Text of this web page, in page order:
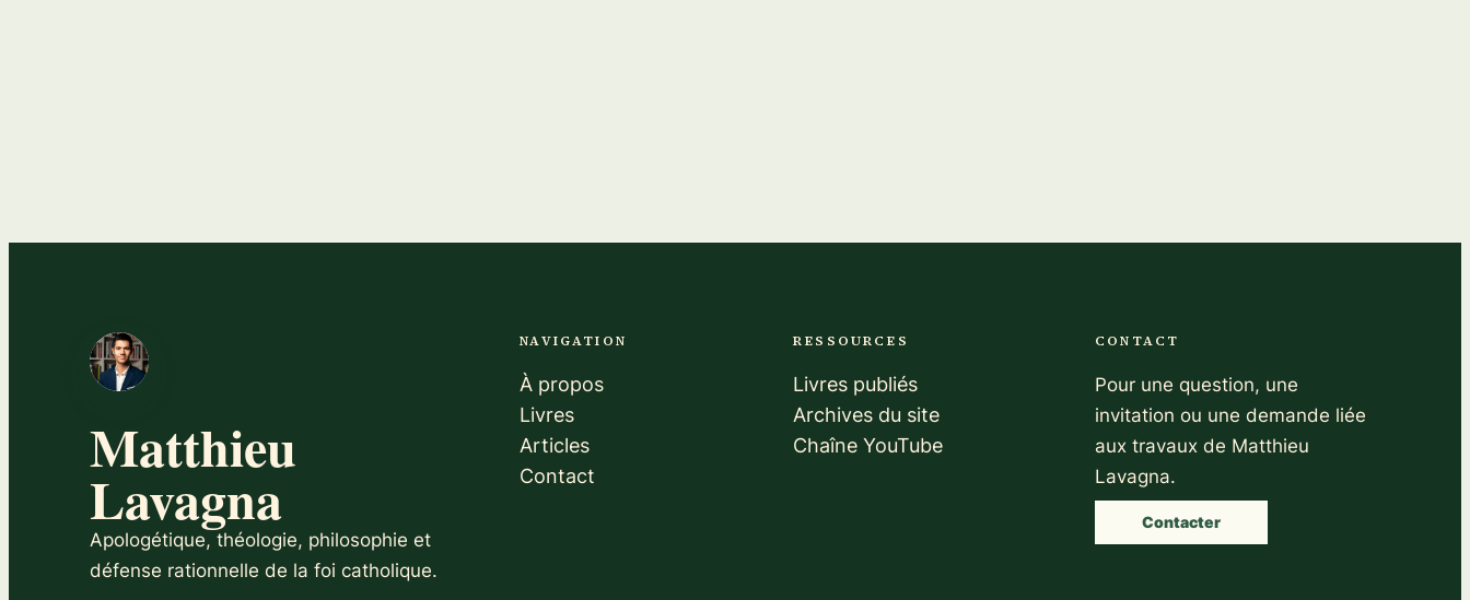
Matthieu
Lavagna
Apologétique, théologie, philosophie et
défense rationnelle de la foi catholique.
NAVIGATION
À propos
Livres
Articles
Contact
RESSOURCES
Livres publiés
Archives du site
Chaîne YouTube
CONTACT
Pour une question, une
invitation ou une demande liée
aux travaux de Matthieu
Lavagna.
Contacter